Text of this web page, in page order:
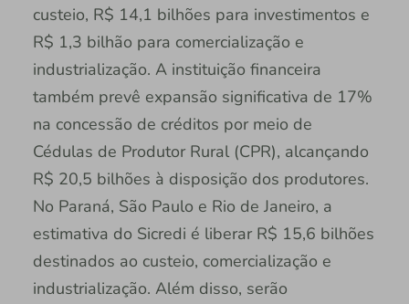
custeio, R$ 14,1 bilhões para investimentos e
R$ 1,3 bilhão para comercialização e
industrialização. A instituição financeira
também prevê expansão significativa de 17%
na concessão de créditos por meio de
Cédulas de Produtor Rural (CPR), alcançando
R$ 20,5 bilhões à disposição dos produtores.
No Paraná, São Paulo e Rio de Janeiro, a
estimativa do Sicredi é liberar R$ 15,6 bilhões
destinados ao custeio, comercialização e
industrialização. Além disso, serão